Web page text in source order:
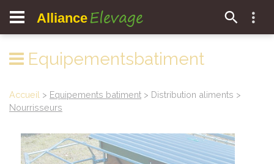
Alliance Elevage
Equipementsbatiment
Accueil > Equipements batiment > Distribution aliments >
Nourrisseurs